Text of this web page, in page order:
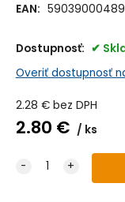
EAN:
Dostupnosť:
Overiť dostupnosť
2.28 € bez DPH
2.80 € ks